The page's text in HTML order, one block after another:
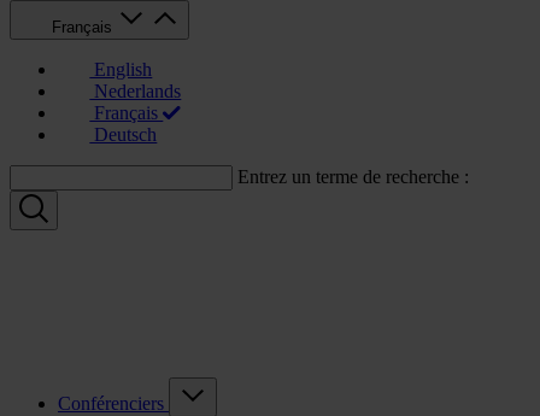
Français
English
Nederlands
Français
Deutsch
Entrez un terme de recherche :
Conférenciers